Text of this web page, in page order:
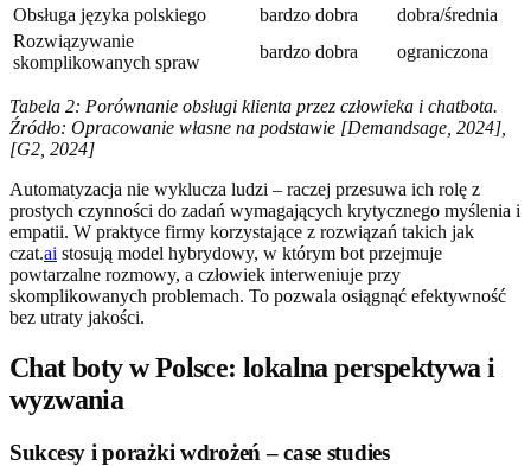
Obsługa języka polskiego
bardzo dobra
dobra/średnia
Rozwiązywanie
skomplikowanych spraw
bardzo dobra ograniczona
Tabela 2: Porównanie obsługi klienta przez człowieka i chatbota.
Źródło: Opracowanie własne na podstawie [Demandsage, 2024],
[G2, 2024]
Automatyzacja nie wyklucza ludzi – raczej przesuwa ich rolę z
prostych czynności do zadań wymagających krytycznego myślenia i
empatii. W praktyce firmy korzystające z rozwiązań takich jak
czat.ai stosują model hybrydowy, w którym bot przejmuje
powtarzalne rozmowy, a człowiek interweniuje przy
skomplikowanych problemach. To pozwala osiągnąć efektywność
bez utraty jakości.
Chat boty w Polsce: lokalna perspektywa i
wyzwania
Sukcesy i porażki wdrożeń – case studies